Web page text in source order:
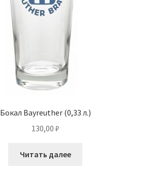
Бокал Bayreuther (0,33 л.)
130,00 ₽
Читать далее